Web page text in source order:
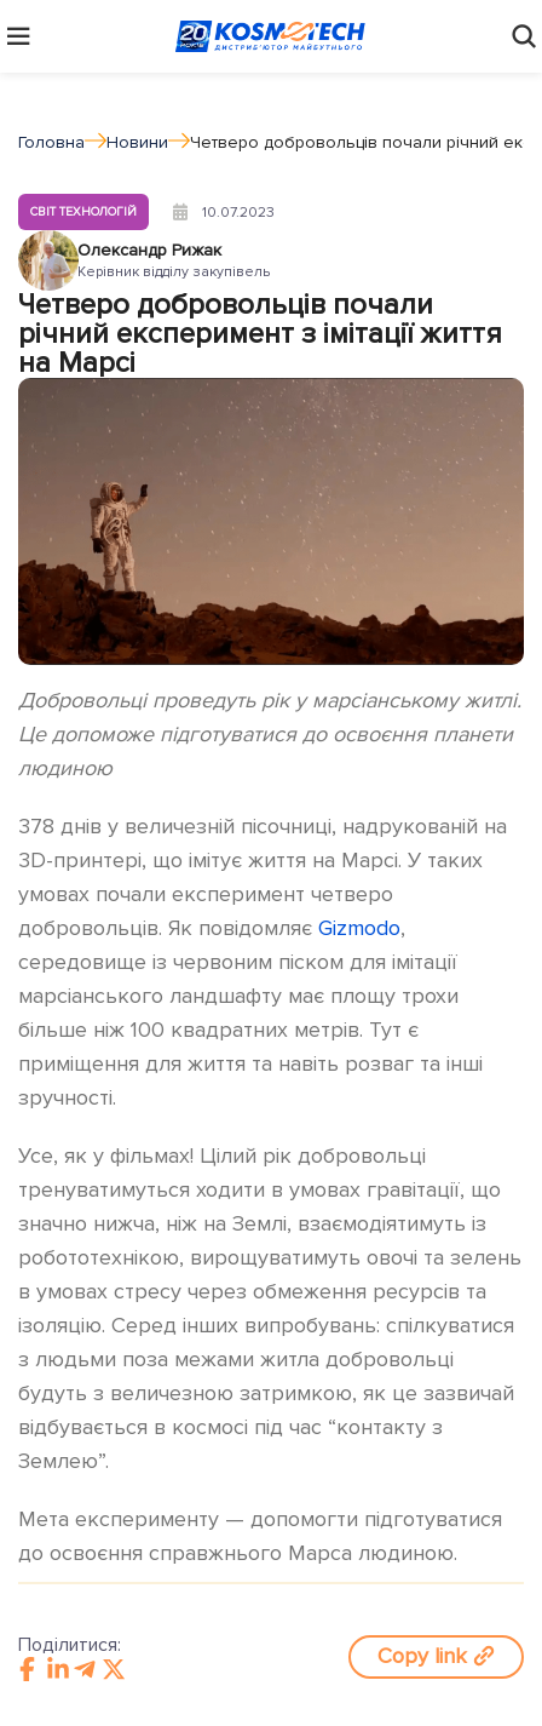
Головна Новини Четверо добровольців почали річний
СВІТ ТЕХНОЛОГІЙ 10.07.2023
Олександр Рижак
Керівник відділу закупівель
Четверо добровольців почали
річний експеримент з імітації життя
на Марсі
Добровольці проведуть рік у марсіанському житлі.
Це допоможе підготуватися до освоєння планети
людиною
378 днів у величезній пісочниці, надрукованій на
3D-принтері, що імітує життя на Марсі. У таких
умовах почали експеримент четверо
добровольців. Як повідомляє Gizmodo,
середовище із червоним піском для імітації
марсіанського ландшафту має площу трохи
більше ніж 100 квадратних метрів. Тут є
приміщення для життя та навіть розваг та інші
зручності.
Усе, як у фільмах! Цілий рік добровольці
тренуватимуться ходити в умовах гравітації, що
значно нижча, ніж на Землі, взаємодіятимуть із
робототехнікою, вирощуватимуть овочі та зелень
в умовах стресу через обмеження ресурсів та
ізоляцію. Серед інших випробувань: спілкуватися
з людьми поза межами житла добровольці
будуть з величезною затримкою, як це зазвичай
відбувається в космосі під час “контакту з
Землею”.
Мета експерименту — допомогти підготуватися
до освоєння справжнього Марса людиною.
Поділитися: Copy link